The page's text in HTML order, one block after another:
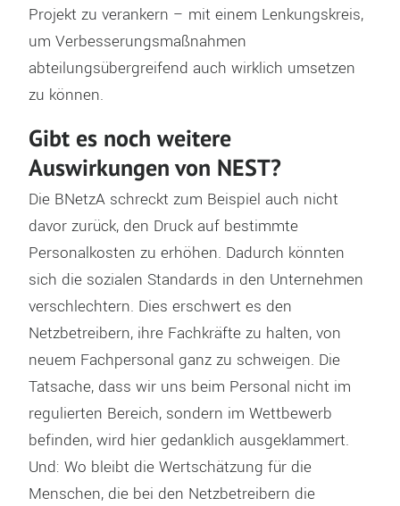
Projekt zu verankern – mit einem Lenkungskreis,
um Verbesserungsmaßnahmen
abteilungsübergreifend auch wirklich umsetzen
zu können.
Gibt es noch weitere
Auswirkungen von NEST?
Die BNetzA schreckt zum Beispiel auch nicht
davor zurück, den Druck auf bestimmte
Personalkosten zu erhöhen. Dadurch könnten
sich die sozialen Standards in den Unternehmen
verschlechtern. Dies erschwert es den
Netzbetreibern, ihre Fachkräfte zu halten, von
neuem Fachpersonal ganz zu schweigen. Die
Tatsache, dass wir uns beim Personal nicht im
regulierten Bereich, sondern im Wettbewerb
befinden, wird hier gedanklich ausgeklammert.
Und: Wo bleibt die Wertschätzung für die
Menschen, die bei den Netzbetreibern die